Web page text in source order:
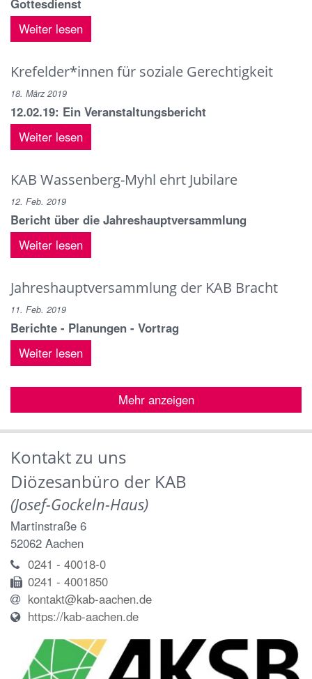
Gottesdienst
Weiter lesen
Krefelder*innen für soziale Gerechtigkeit
18. März 2019
12.02.19: Ein Veranstaltungsbericht
Weiter lesen
KAB Wassenberg-Myhl ehrt Jubilare
12. Feb. 2019
Bericht über die Jahreshauptversammlung
Weiter lesen
Jahreshauptversammlung der KAB Bracht
11. Feb. 2019
Berichte - Planungen - Vortrag
Weiter lesen
Mehr anzeigen
Kontakt zu uns
Diözesanbüro der KAB
(Josef-Gockeln-Haus)
Martinstraße 6
52062 Aachen
0241 - 40018-0
0241 - 4001850
kontakt@kab-aachen.de
https://kab-aachen.de